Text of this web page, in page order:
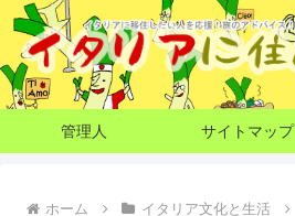
管理人 サイトマップ
ホーム イタリア文化と生活